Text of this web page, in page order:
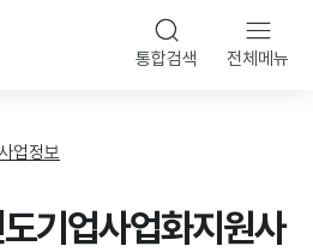
통합검색 전체메뉴
업정보
기업사업화지원사